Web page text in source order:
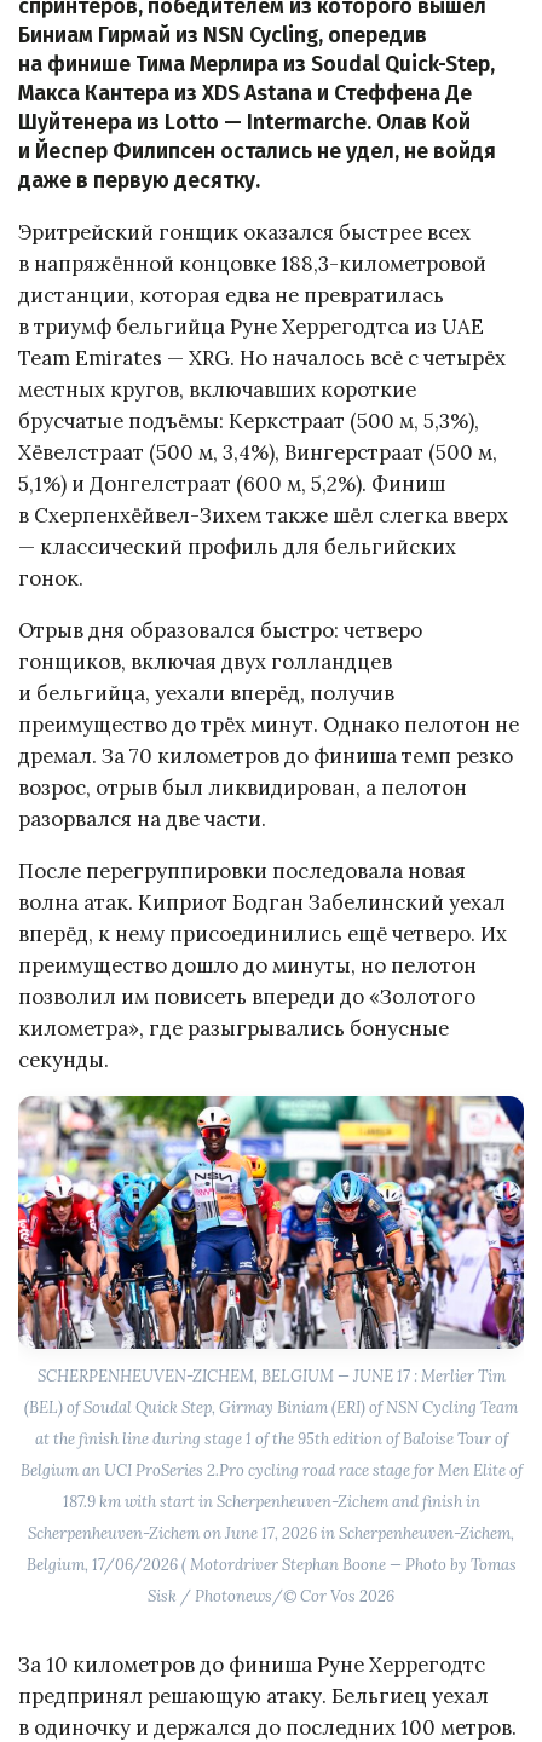
спринтеров, победителем из которого вышел
Биниам Гирмай из NSN Cycling, опередив
на финише Тима Мерлира из Soudal Quick-Step,
Макса Кантера из XDS Astana и Стеффена Де
Шуйтенера из Lotto — Intermarche. Олав Кой
и Йеспер Филипсен остались не удел, не войдя
даже в первую десятку.
Эритрейский гонщик оказался быстрее всех
в напряжённой концовке 188,3-километровой
дистанции, которая едва не превратилась
в триумф бельгийца Руне Херрегодтса из UAE
Team Emirates — XRG. Но началось всё с четырёх
местных кругов, включавших короткие
брусчатые подъёмы: Керкстраат (500 м, 5,3%),
Хёвелстраат (500 м, 3,4%), Вингерстраат (500 м,
5,1%) и Донгелстраат (600 м, 5,2%). Финиш
в Схерпенхёйвел-Зихем также шёл слегка вверх
— классический профиль для бельгийских
гонок.
Отрыв дня образовался быстро: четверо
гонщиков, включая двух голландцев
и бельгийца, уехали вперёд, получив
преимущество до трёх минут. Однако пелотон не
дремал. За 70 километров до финиша темп резко
возрос, отрыв был ликвидирован, а пелотон
разорвался на две части.
После перегруппировки последовала новая
волна атак. Киприот Бодган Забелинский уехал
вперёд, к нему присоединились ещё четверо. Их
преимущество дошло до минуты, но пелотон
позволил им повисеть впереди до «Золотого
километра», где разыгрывались бонусные
секунды.
SCHERPENHEUVEN-ZICHEM, BELGIUM — JUNE 17 : Merlier Tim
(BEL) of Soudal Quick Step, Girmay Biniam (ERI) of NSN Cycling Team
at the finish line during stage 1 of the 95th edition of Baloise Tour of
Belgium an UCI ProSeries 2.Pro cycling road race stage for Men Elite of
187.9 km with start in Scherpenheuven-Zichem and finish in
Scherpenheuven-Zichem on June 17, 2026 in Scherpenheuven-Zichem,
Belgium, 17/06/2026 ( Motordriver Stephan Boone — Photo by Tomas
Sisk / Photonews/© Cor Vos 2026
За 10 километров до финиша Руне Херрегодтс
предпринял решающую атаку. Бельгиец уехал
в одиночку и держался до последних 100 метров.